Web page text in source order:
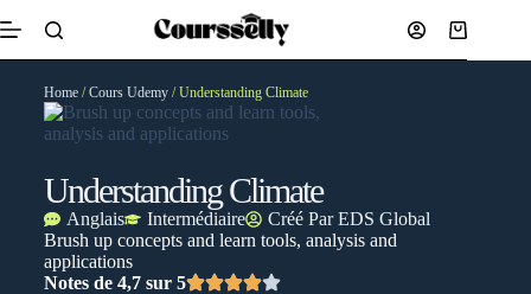
Home/Cours Udemy/ Understanding Climate
Understanding Climate
Anglais Intermédiaire Créé ParEDS Global
Brush up concepts and learn tools, analysis and
applications
Notes de 4,7 sur 5